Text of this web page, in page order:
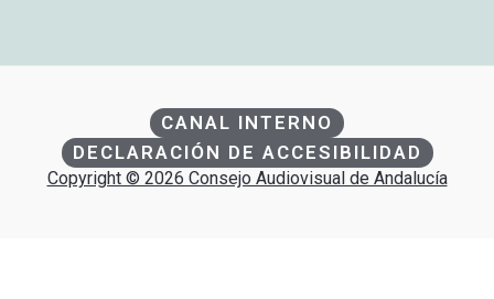
CANAL INTERNO
DECLARACIÓN DE ACCESIBILIDAD
Copyright © 2026 Consejo Audiovisual de Andalucía